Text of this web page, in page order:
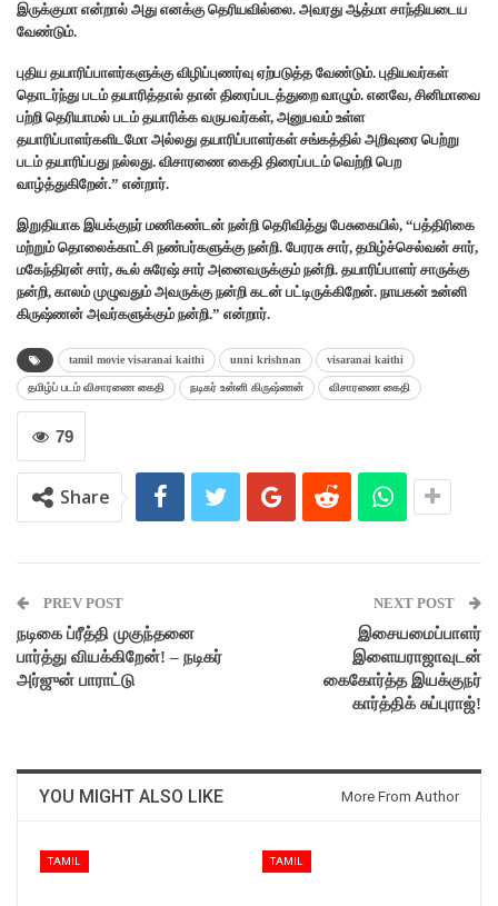
இருக்குமா என்றால் அது எனக்கு தெரியவில்லை. அவரது ஆத்மா சாந்தியடைய
வேண்டும்.
புதிய தயாரிப்பாளர்களுக்கு விழிப்புணர்வு ஏற்படுத்த வேண்டும். புதியவர்கள்
தொடர்ந்து படம் தயாரித்தால் தான் திரைப்படத்துறை வாழும். எனவே, சினிமாவை
பற்றி தெரியாமல் படம் தயாரிக்க வருபவர்கள், அனுபவம் உள்ள
தயாரிப்பாளர்களிடமோ அல்லது தயாரிப்பாளர்கள் சங்கத்தில் அறிவுரை பெற்று
படம் தயாரிப்பது நல்லது. விசாரணை கைதி திரைப்படம் வெற்றி பெற
வாழ்த்துகிறேன்.” என்றார்.
இறுதியாக இயக்குநர் மணிகண்டன் நன்றி தெரிவித்து பேசுகையில், “பத்திரிகை
மற்றும் தொலைக்காட்சி நண்பர்களுக்கு நன்றி. பேரரசு சார், தமிழ்ச்செல்வன் சார்,
மகேந்திரன் சார், கூல் சுரேஷ் சார் அனைவருக்கும் நன்றி. தயாரிப்பாளர் சாருக்கு
நன்றி, காலம் முழுவதும் அவருக்கு நன்றி கடன் பட்டிருக்கிறேன். நாயகன் உன்னி
கிருஷ்ணன் அவர்களுக்கும் நன்றி.” என்றார்.
tamil movie visaranai kaithi unni krishnan visaranai kaithi
தமிழ்ப் படம் விசாரணை கைதி நடிகர் உன்னி கிருஷ்ணன் விசாரணை கைதி
79
Share
PREV POST
நடிகை ப்ரீத்தி முகுந்தனை
பார்த்து வியக்கிறேன்! – நடிகர்
அர்ஜுன் பாராட்டு
NEXT POST
இசையமைப்பாளர்
இளையராஜாவுடன்
கைகோர்த்த இயக்குநர்
கார்த்திக் சுப்புராஜ்!
YOU MIGHT ALSO LIKE More From Author
TAMIL TAMIL